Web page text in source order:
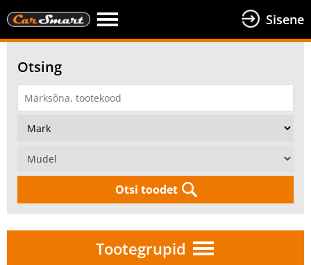
Sisene
Otsing
Otsi toodet
Tootegrupid